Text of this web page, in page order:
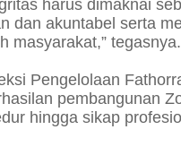
harus dimaknai
dan akuntabel serta
masyarakat,” tegasnya.
Pengelolaan
pembangunan
hingga sikap